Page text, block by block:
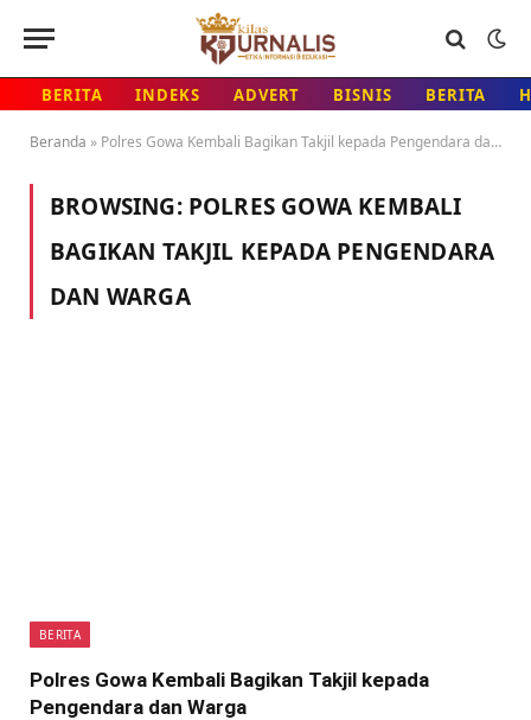
BERITA INDEKS ADVERT BISNIS BERITA
Beranda » Polres Gowa Kembali Bagikan Takjil kepada Pengendara dan Warga
BROWSING: POLRES GOWA KEMBALI
BAGIKAN TAKJIL KEPADA PENGENDARA
DAN WARGA
BERITA
Polres Gowa Kembali Bagikan Takjil kepada
Pengendara dan Warga